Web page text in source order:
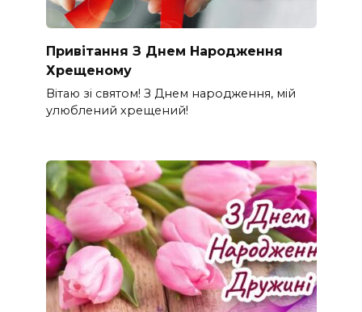
Привітання З Днем Народження
Хрещеному
Вітаю зі святом! З Днем народження, мій
улюблений хрещений!